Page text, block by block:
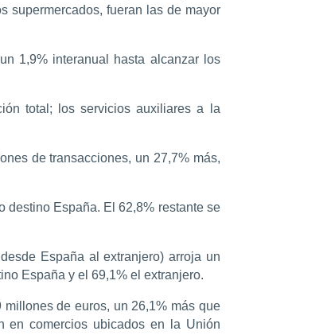
supermercados, fueran las de mayor
1,9% interanual hasta alcanzar los
total; los servicios auxiliares a la
de transacciones, un 27,7% más,
destino España. El 62,8% restante se
España al extranjero) arroja un
España y el 69,1% el extranjero.
de euros, un 26,1% más que
en comercios ubicados en la Unión